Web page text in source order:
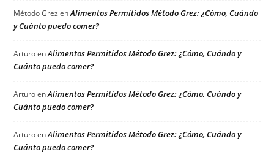
Método Grez enAlimentos Permitidos Método Grez: ¿Cómo, Cuándo
y Cuánto puedo comer?
ArturoenAlimentos Permitidos Método Grez: ¿Cómo, Cuándo y
Cuánto puedo comer?
ArturoenAlimentos Permitidos Método Grez: ¿Cómo, Cuándo y
Cuánto puedo comer?
ArturoenAlimentos Permitidos Método Grez: ¿Cómo, Cuándo y
Cuánto puedo comer?